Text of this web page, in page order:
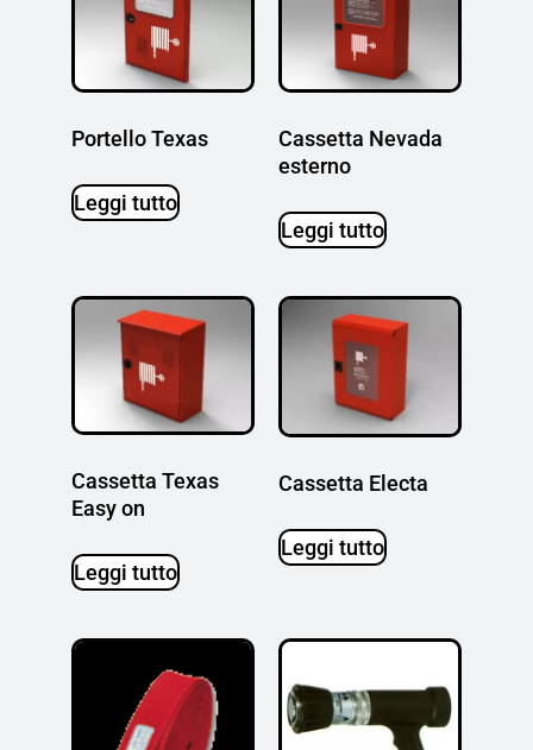
Portello Texas
Leggi tutto
Cassetta Nevada
esterno
Leggi tutto
Cassetta Texas
Easy on
Leggi tutto
Cassetta Electa
Leggi tutto